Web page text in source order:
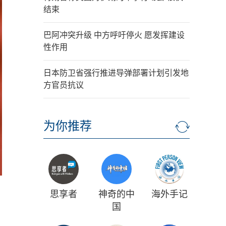
结束
巴阿冲突升级 中方呼吁停火 愿发挥建设
性作用
日本防卫省强行推进导弹部署计划引发地
方官员抗议
为你推荐
思享者
神奇的中
国
海外手记